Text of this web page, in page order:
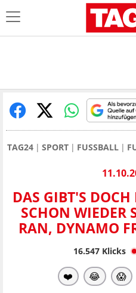
TAG24 SPORT FUSSBALL
DAS GIBT'S
SCHON WIEDER
RAN, DYNAMO
16.547Klicks
❤️ 😂 😱